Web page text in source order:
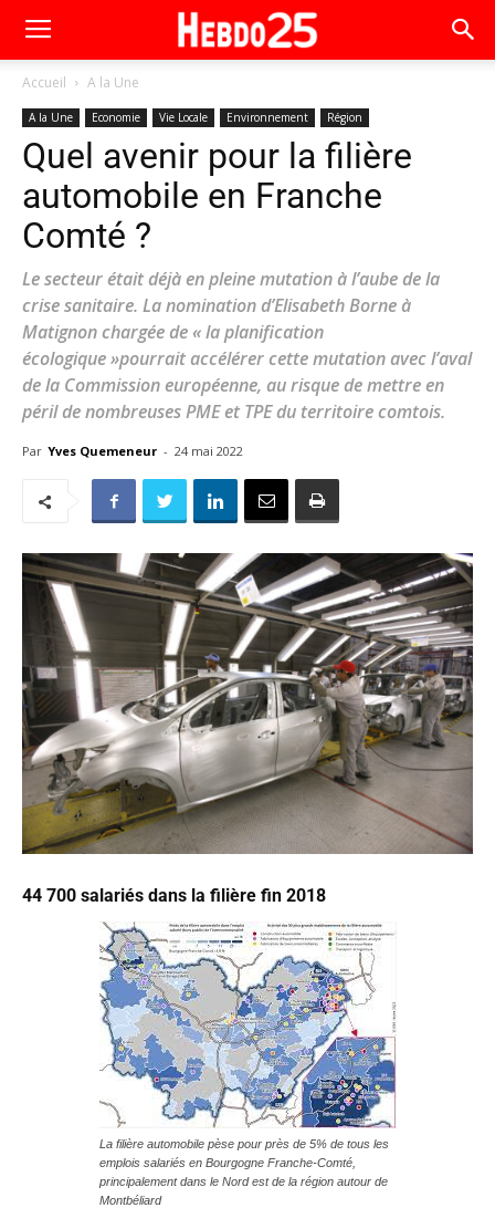
Accueil A la Une
A la Une Economie Vie Locale Environnement Région
Quel avenir pour la filière
automobile en Franche
Comté ?
Le secteur était déjà en pleine mutation à l’aube de la
crise sanitaire. La nomination d’Elisabeth Borne à
Matignon chargée de « la planification
écologique »pourrait accélérer cette mutation avec l’aval
de la Commission européenne, au risque de mettre en
péril de nombreuses PME et TPE du territoire comtois.
Par Yves Quemeneur - 24 mai 2022
44 700 salariés dans la filière fin 2018
La filière automobile pèse pour près de 5% de tous les
emplois salariés en Bourgogne Franche-Comté,
principalement dans le Nord est de la région autour de
Montbéliard